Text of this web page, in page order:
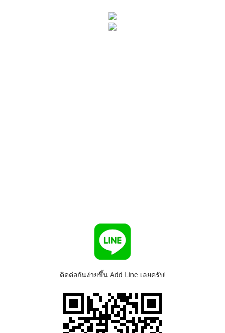
ติดต่อกันง่ายขึ้น Add Line เลยครับ!